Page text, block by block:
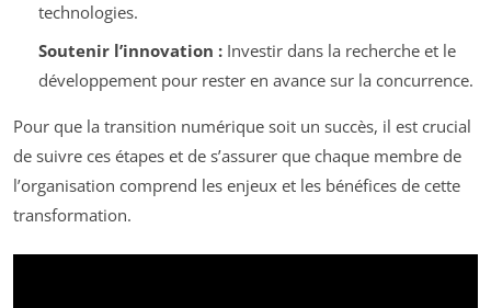
technologies.
Soutenir l’innovation :Investir dans la recherche et le
développement pour rester en avance sur la concurrence.
Pour que la transition numérique soit un succès, il est crucial
de suivre ces étapes et de s’assurer que chaque membre de
l’organisation comprend les enjeux et les bénéfices de cette
transformation.